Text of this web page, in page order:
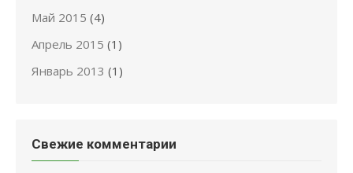
Май 2015 (4)
Апрель 2015 (1)
Январь 2013 (1)
Свежие комментарии